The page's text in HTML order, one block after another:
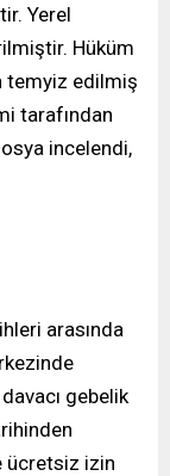
Yerel
Hüküm
temyiz edilmiş
tarafından
incelendi,
arasında
gebelik
ücretsiz izin